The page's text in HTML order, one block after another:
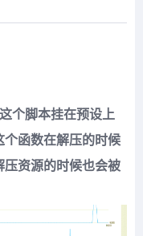
个脚本挂在预设上
函数在解压的时候
压资源的时候也会被